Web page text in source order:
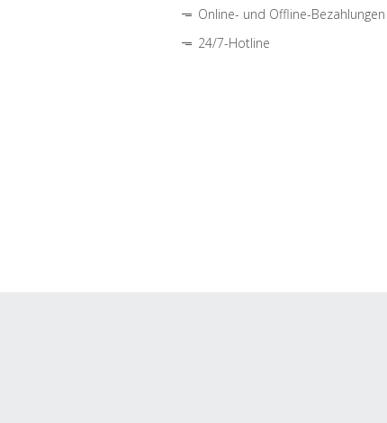
Online- und Offline-Bezahlungen
24/7-Hotline